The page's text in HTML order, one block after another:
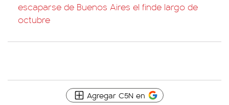
escaparse de Buenos Aires el finde largo de
octubre
Agregar C5N en